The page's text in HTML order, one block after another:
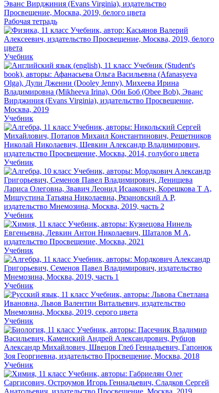
Рабочая тетрадь
Учебник
Учебник
Учебник
Учебник
Учебник
Учебник
Учебник
Учебник